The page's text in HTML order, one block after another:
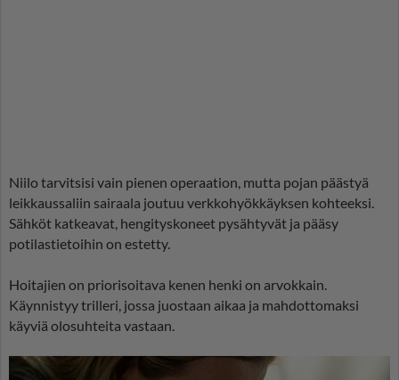
Niilo tarvitsisi vain pienen operaation, mutta pojan päästyä
leikkaussaliin sairaala joutuu verkkohyökkäyksen kohteeksi.
Sähköt katkeavat, hengityskoneet pysähtyvät ja pääsy
potilastietoihin on estetty.
Hoitajien on priorisoitava kenen henki on arvokkain.
Käynnistyy trilleri, jossa juostaan aikaa ja mahdottomaksi
käyviä olosuhteita vastaan.